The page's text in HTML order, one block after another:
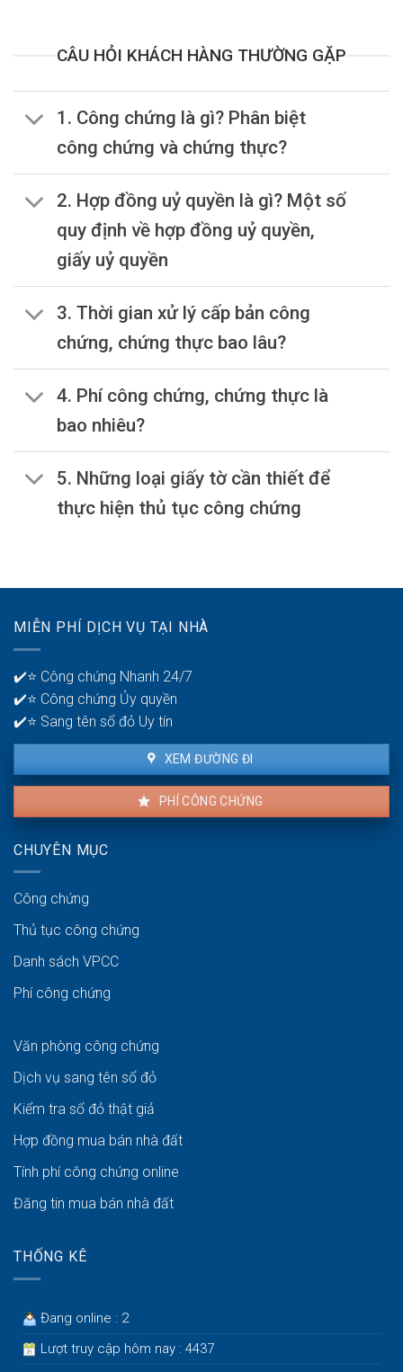
CÂU HỎI KHÁCH HÀNG THƯỜNG GẶP
1. Công chứng là gì? Phân biệt
công chứng và chứng thực?
2. Hợp đồng uỷ quyền là gì? Một số
quy định về hợp đồng uỷ quyền,
giấy uỷ quyền
3. Thời gian xử lý cấp bản công
chứng, chứng thực bao lâu?
4. Phí công chứng, chứng thực là
bao nhiêu?
5. Những loại giấy tờ cần thiết để
thực hiện thủ tục công chứng
MIỄN PHÍ DỊCH VỤ TẠI NHÀ
✔️⭐ Công chứng Nhanh 24/7
✔️⭐ Công chứng Ủy quyền
✔️⭐ Sang tên sổ đỏ Uy tín
XEM ĐƯỜNG ĐI
PHÍ CÔNG CHỨNG
CHUYÊN MỤC
Công chứng
Thủ tục công chứng
Danh sách VPCC
Phí công chứng
Văn phòng công chứng
Dịch vụ sang tên sổ đỏ
Kiểm tra sổ đỏ thật giả
Hợp đồng mua bán nhà đất
Tính phí công chứng online
Đăng tin mua bán nhà đất
THỐNG KÊ
Đang online : 2
Lượt truy cập hôm nay : 4437